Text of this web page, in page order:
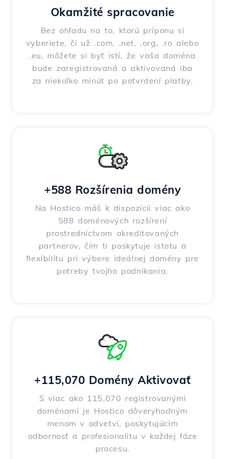
Okamžité spracovanie
Bez ohľadu na to, ktorú príponu si
vyberiete, či už .com, .net, .org, .ro alebo
.eu, môžete si byť istí, že vaša doména
bude zaregistrovaná a aktivovaná iba
za niekoľko minút po potvrdení platby.
+588 Rozšírenia domény
Na Hostico máš k dispozícii viac ako
588 doménových rozšírení
prostredníctvom akreditovaných
partnerov, čím ti poskytuje istotu a
flexibilitu pri výbere ideálnej domény pre
potreby tvojho podnikania.
+115,070 Domény Aktivovať
S viac ako 115,070 registrovanými
doménami je Hostico dôveryhodným
menom v odvetví, poskytujúcim
odbornosť a profesionalitu v každej fáze
procesu.